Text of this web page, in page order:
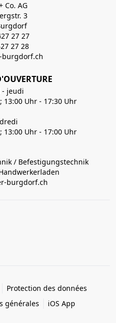
Co. AG
3
27 27
27 28
burgdorf.ch
- jeudi
13:00 Uhr - 17:30 Uhr
13:00 Uhr - 17:00 Uhr
/ Befestigungstechnik
burgdorf.ch
Protection des données
générales
iOS App